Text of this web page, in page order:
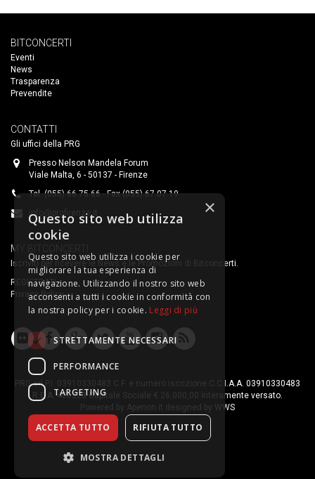
BITCONCERTI
Eventi
News
Trasparenza
Prevendite
CONTATTI
Gli uffici della PRG
Presso Nelson Mandela Forum
Viale Malta, 6 - 50137 - Firenze
Tel. (055) 66.75.66 - Fax (055) 67.07.19
info@prgfirenze.it
MY BITCONCERTI
Iscriviti per ricevere le News e le Promozioni di Bitconcerti.
REGISTRATI
Privacy Policy
PRG srl P.I. 03910330483 C.F. e numero iscrizione C.C.I.A.A. 03910330483
R.E.A. 400323 Capitale Sociale € 26.000,00 interamente versato.
Powered by Aperion.it designed by WWS
×
Questo sito web utilizza
cookie
Questo sito web utilizza i cookie per
migliorare la tua esperienza di
navigazione. Utilizzando il nostro sito web
acconsenti a tutti i cookie in conformità con
la nostra policy per i cookie. Leggi di più
STRETTAMENTE NECESSARI
PERFORMANCE
TARGETING
ACCETTA TUTTO RIFIUTA TUTTO
MOSTRA DETTAGLI